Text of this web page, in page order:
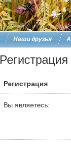
Наши друзья
Регистрация
Регистрация
Вы являетесь: